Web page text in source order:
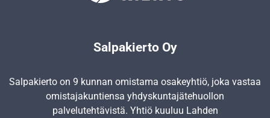
Salpakierto Oy
Salpakierto on 9 kunnan omistama osakeyhtiö, joka vastaa
omistajakuntiensa yhdyskunta­jätehuollon
palvelutehtävistä. Yhtiö kuuluu Lahden